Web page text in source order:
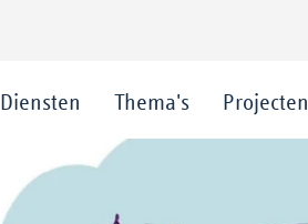
Diensten Thema's Projecten